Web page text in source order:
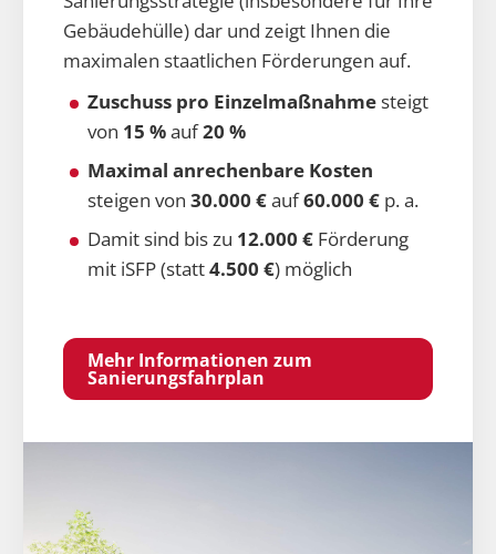
Gebäudehülle) dar und zeigt Ihnen die
maximalen staatlichen Förderungen auf.
Zuschuss pro Einzelmaßnahmesteigt
von 15 %auf20 %
Maximal anrechenbare Kosten
steigen von 30.000 €auf60.000 € p. a.
Damit sind bis zu 12.000 € Förderung
mit iSFP (statt4.500 €) möglich
Mehr Informationen zum
Sanierungsfahrplan